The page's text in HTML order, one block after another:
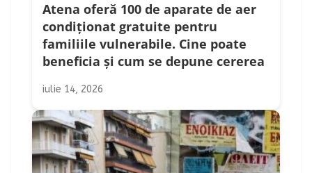
Atena oferă 100 de aparate de aer
condiționat gratuite pentru
familiile vulnerabile. Cine poate
beneficia și cum se depune cererea
iulie 14, 2026